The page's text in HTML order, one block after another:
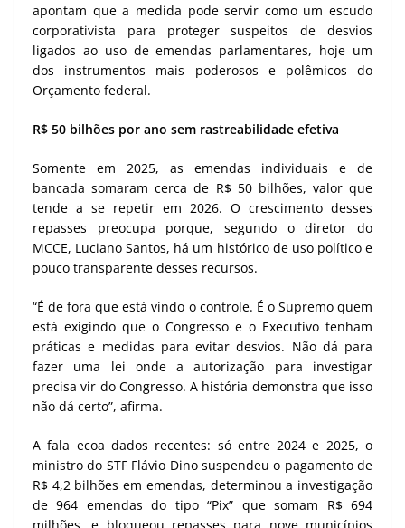
apontam que a medida pode servir como um escudo
corporativista para proteger suspeitos de desvios
ligados ao uso de emendas parlamentares, hoje um
dos instrumentos mais poderosos e polêmicos do
Orçamento federal.
R$ 50 bilhões por ano sem rastreabilidade efetiva
Somente em 2025, as emendas individuais e de
bancada somaram cerca de R$ 50 bilhões, valor que
tende a se repetir em 2026. O crescimento desses
repasses preocupa porque, segundo o diretor do
MCCE, Luciano Santos, há um histórico de uso político e
pouco transparente desses recursos.
“É de fora que está vindo o controle. É o Supremo quem
está exigindo que o Congresso e o Executivo tenham
práticas e medidas para evitar desvios. Não dá para
fazer uma lei onde a autorização para investigar
precisa vir do Congresso. A história demonstra que isso
não dá certo”, afirma.
A fala ecoa dados recentes: só entre 2024 e 2025, o
ministro do STF Flávio Dino suspendeu o pagamento de
R$ 4,2 bilhões em emendas, determinou a investigação
de 964 emendas do tipo “Pix” que somam R$ 694